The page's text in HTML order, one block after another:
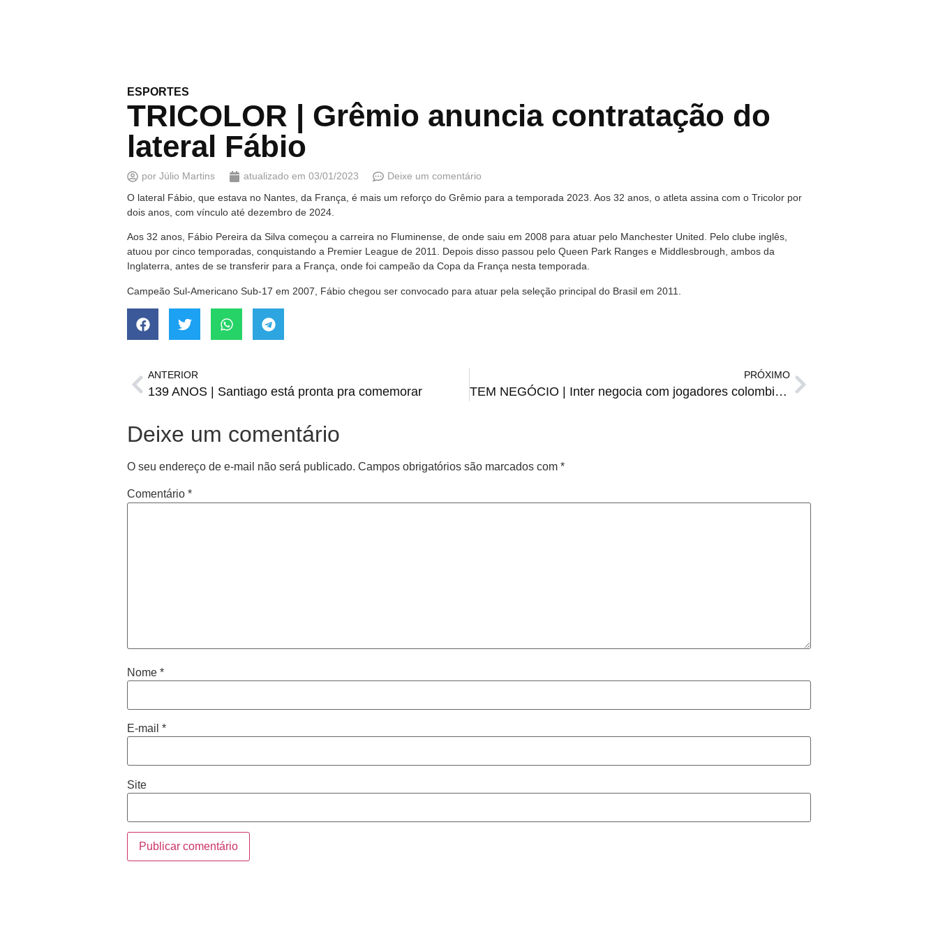
ESPORTES
TRICOLOR | Grêmio anuncia contratação do
lateral Fábio
por Júlio Martins atualizado em 03/01/2023
Deixe um comentário
O lateral Fábio, que estava no Nantes, da França, é mais um reforço do Grêmio para a temporada 2023. Aos 32 anos, o atleta assina com o Tricolor por
dois anos, com vínculo até dezembro de 2024.
Aos 32 anos, Fábio Pereira da Silva começou a carreira no Fluminense, de onde saiu em 2008 para atuar pelo Manchester United. Pelo clube inglês,
atuou por cinco temporadas, conquistando a Premier League de 2011. Depois disso passou pelo Queen Park Ranges e Middlesbrough, ambos da
Inglaterra, antes de se transferir para a França, onde foi campeão da Copa da França nesta temporada.
Campeão Sul-Americano Sub-17 em 2007, Fábio chegou ser convocado para atuar pela seleção principal do Brasil em 2011.
ANTERIOR
139 ANOS | Santiago está pronta pra comemorar
PRÓXIMO
TEM NEGÓCIO | Inter negocia com jogadores colombianos
Deixe um comentário
O seu endereço de e-mail não será publicado. Campos obrigatórios são marcados com *
Comentário *
Nome *
E-mail *
Site